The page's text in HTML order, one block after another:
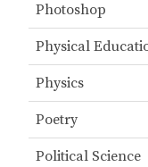
Photoshop
Physical
Physics
Poetry
Political Science